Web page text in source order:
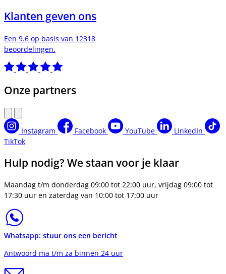
Klanten geven ons
Een 9.6 op basis van 12318
beoordelingen.
Onze partners
Instagram Facebook YouTube
LinkedIn
TikTok
Hulp nodig? We staan voor je klaar
Maandag t/m donderdag 09:00 tot 22:00 uur, vrijdag 09:00 tot
17:30 uur en zaterdag van 10:00 tot 17:00 uur
Whatsapp: stuur ons een bericht
Antwoord ma t/m za binnen 24 uur